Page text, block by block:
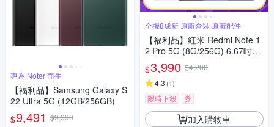
專為 Noter 而生
【福利品】Samsung Galaxy S
22 Ultra 5G (12GB/256GB)
$9,491 $9,990
全機8成新 原廠盒裝 原廠配件
【福利品】紅米 Redmi Note 1
2 Pro 5G (8G/256G) 6.67吋智
慧型手機(8成新)
$3,990 $4,200
4.3 (1)
限時下殺 券
加入購物車